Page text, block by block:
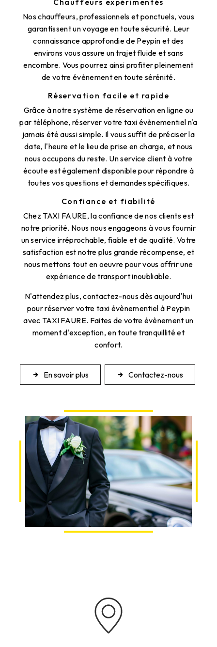
Chauffeurs expérimentés
Nos chauffeurs, professionnels et ponctuels, vous
garantissent un voyage en toute sécurité. Leur
connaissance approfondie de Peypin et des
environs vous assure un trajet fluide et sans
encombre. Vous pourrez ainsi profiter pleinement
de votre évènement en toute sérénité.
Réservation facile et rapide
Grâce à notre système de réservation en ligne ou
par téléphone, réserver votre taxi évènementiel n'a
jamais été aussi simple. Il vous suffit de préciser la
date, l'heure et le lieu de prise en charge, et nous
nous occupons du reste. Un service client à votre
écoute est également disponible pour répondre à
toutes vos questions et demandes spécifiques.
Confiance et fiabilité
Chez TAXI FAURE, la confiance de nos clients est
notre priorité. Nous nous engageons à vous fournir
un service irréprochable, fiable et de qualité. Votre
satisfaction est notre plus grande récompense, et
nous mettons tout en oeuvre pour vous offrir une
expérience de transport inoubliable.
N'attendez plus, contactez-nous dès aujourd'hui
pour réserver votre taxi évènementiel à Peypin
avec TAXI FAURE. Faites de votre évènement un
moment d'exception, en toute tranquillité et
confort.
En savoir plus Contactez-nous